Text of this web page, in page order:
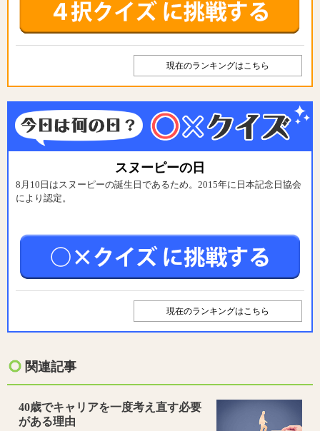
現在のランキングはこちら
スヌーピーの日
8月10日はスヌーピーの誕生日であるため。2015年に日本記念日協会
により認定。
現在のランキングはこちら
関連記事
40歳でキャリアを一度考え直す必要
がある理由